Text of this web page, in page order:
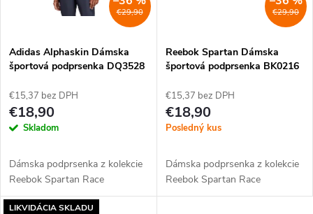
v
v
€29,90
Adidas Alphaskin Dámska
športová podprsenka DQ3528
€15,37 bez DPH
€18,90
Skladom
Dámska podprsenka z kolekcie
Reebok Spartan Race
€29,90
Reebok Spartan Dámska
športová podprsenka BK0216
€15,37 bez DPH
€18,90
Posledný kus
Dámska podprsenka z kolekcie
Reebok Spartan Race
LIKVIDÁCIA SKLADU